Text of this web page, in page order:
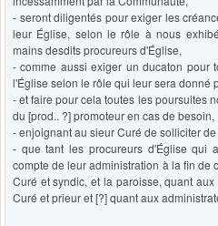
- seront diligentés pour exiger les
leur Église, selon le rôle à nous
mains desdits procureurs d'Église,
- comme aussi exiger un ducaton pour
l'Église selon le rôle qui leur sera donné
- et faire pour cela toutes les poursuites
du [prod.. ?] promoteur en cas de besoin,
- enjoignant au sieur Curé de solliciter
- que tant les procureurs d'Église qui
compte de leur administration à la fin de
Curé et syndic, et la paroisse, quant
Curé et prieur et [?] quant aux